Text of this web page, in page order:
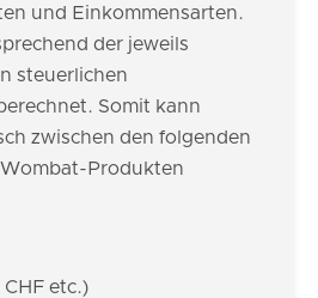
und Einkommensarten.
der jeweils
steuerlichen
Somit kann
zwischen den folgenden
Produkten
CHF etc.)